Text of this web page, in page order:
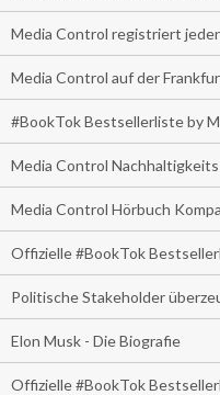
Media Control registriert
Media Control auf der
#BookTok Bestsellerliste by
Media Control
Media Control Hörbuch
Offizielle #BookTok
Politische Stakeholder
Elon Musk - Die Biografie
Offizielle #BookTok